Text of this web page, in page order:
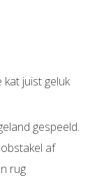
juist geluk
gespeeld.
af
rug